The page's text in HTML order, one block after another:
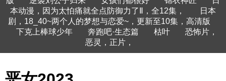
本动漫，因为太怕痛就全点防御力了Ⅱ，全12集，
日本
剧，18_40~两个人的梦想与恋爱~，更新至10集，高清版
下克上棒球少年
奔跑吧·生态篇 枯叶
恐怖片，
恶灵，正片，